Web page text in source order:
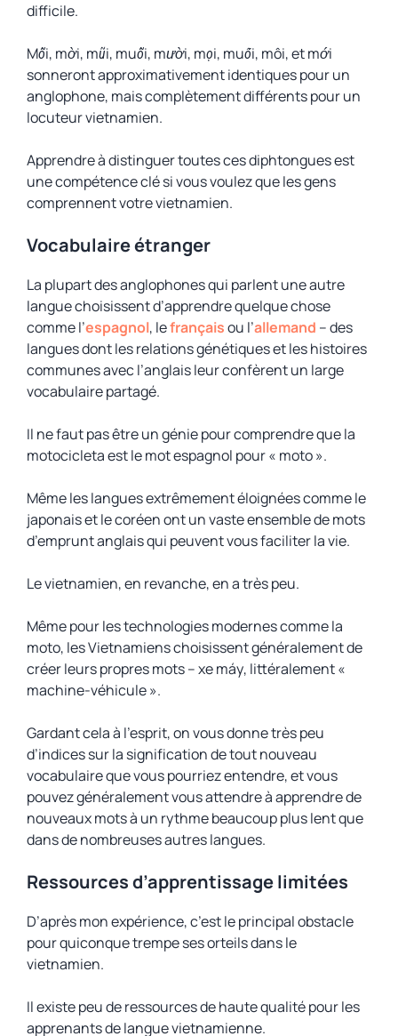
difficile.
Mỗi, mời, mũi, muỗi, mười, mọi, muối, môi, etmới
sonneront approximativement identiques pour un
anglophone, mais complètement différents pour un
locuteur vietnamien.
Apprendre à distinguer toutes ces diphtongues est
une compétence clé si vous voulez que les gens
comprennent votre vietnamien.
Vocabulaire étranger
La plupart des anglophones qui parlent une autre
langue choisissent d’apprendre quelque chose
comme l’espagnol, lefrançaisou l’allemand – des
langues dont les relations génétiques et les histoires
communes avec l’anglais leur confèrent un large
vocabulaire partagé.
Il ne faut pas être un génie pour comprendre quela
motocicletaest le mot espagnol pour « moto ».
Même les langues extrêmement éloignées comme le
japonais et le coréen ont un vaste ensemble de mots
d’emprunt anglais qui peuvent vous faciliter la vie.
Le vietnamien, en revanche, en a très peu.
Même pour les technologies modernes comme la
moto, les Vietnamiens choisissent généralement de
créer leurs propres mots –xe máy, littéralement «
machine-véhicule ».
Gardant cela à l’esprit, on vous donne très peu
d’indices sur la signification de tout nouveau
vocabulaire que vous pourriez entendre, et vous
pouvez généralement vous attendre à apprendre de
nouveaux mots à un rythme beaucoup plus lent que
dans de nombreuses autres langues.
Ressources d’apprentissage limitées
D’après mon expérience, c’estleprincipal obstacle
pour quiconque trempe ses orteils dans le
vietnamien.
Il existe peu de ressources de haute qualité pour les
apprenants de langue vietnamienne.